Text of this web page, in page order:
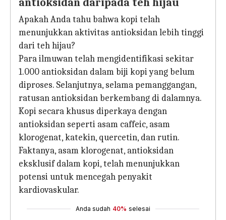
Apakah Anda tahu bahwa kopi telah
menunjukkan aktivitas antioksidan lebih tinggi
dari teh hijau?
Para ilmuwan telah mengidentifikasi sekitar
1.000 antioksidan dalam biji kopi yang belum
diproses. Selanjutnya, selama pemanggangan,
ratusan antioksidan berkembang di dalamnya.
Kopi secara khusus diperkaya dengan
antioksidan seperti asam caffeic, asam
klorogenat, katekin, quercetin, dan rutin.
Faktanya, asam klorogenat, antioksidan
eksklusif dalam kopi, telah menunjukkan
potensi untuk mencegah penyakit
kardiovaskular.
Anda sudah 40% selesai